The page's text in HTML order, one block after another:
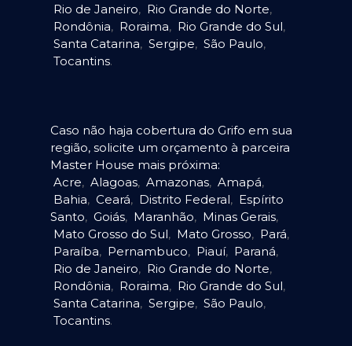
Rio de Janeiro, Rio Grande do Norte,
Rondônia, Roraima, Rio Grande do Sul,
Santa Catarina, Sergipe, São Paulo,
Tocantins.
Caso não haja cobertura do Grifo em sua
região, solicite um orçamento à parceira
Master House mais próxima:
Acre, Alagoas, Amazonas, Amapá,
Bahia, Ceará, Distrito Federal, Espírito
Santo, Goiás, Maranhão, Minas Gerais,
Mato Grosso do Sul, Mato Grosso, Pará,
Paraíba, Pernambuco, Piauí, Paraná,
Rio de Janeiro, Rio Grande do Norte,
Rondônia, Roraima, Rio Grande do Sul,
Santa Catarina, Sergipe, São Paulo,
Tocantins.